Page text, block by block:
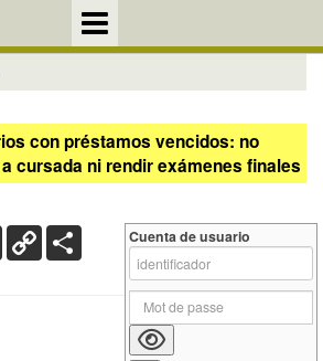
con préstamos vencidos: no
cursada ni rendir exámenes finales
X Copy
Link
Cuenta de usuario